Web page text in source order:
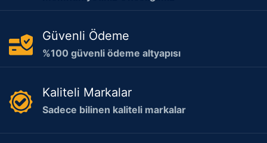
Güvenli Ödeme
%100 güvenli ödeme altyapısı
Kaliteli Markalar
Sadece bilinen kaliteli markalar